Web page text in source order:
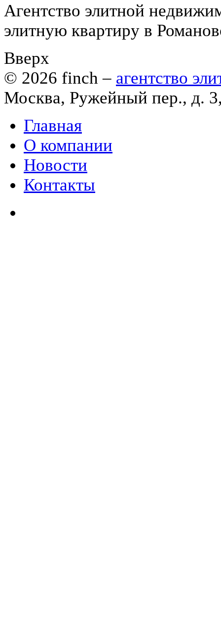
Агентство элитной
элитную квартиру в
Вверх
© 2026 finch – агентство
Москва, Ружейный пер., д.
Главная
О компании
Новости
Контакты